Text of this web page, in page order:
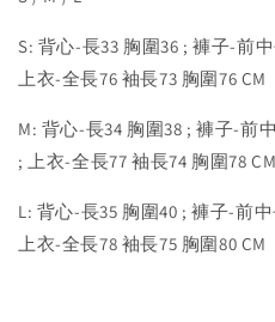
S: 背心-長33 胸圍36 ; 褲子-前
上衣-全長76 袖長73 胸圍76 CM
M: 背心-長34 胸圍38 ; 褲子-前
; 上衣-全長77 袖長74 胸圍78 CM
L: 背心-長35 胸圍40 ; 褲子-前
上衣-全長78 袖長75 胸圍80 CM